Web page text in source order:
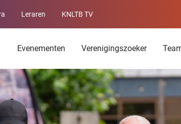
Leraren KNLTB TV
Evenementen Verenigingszoeker